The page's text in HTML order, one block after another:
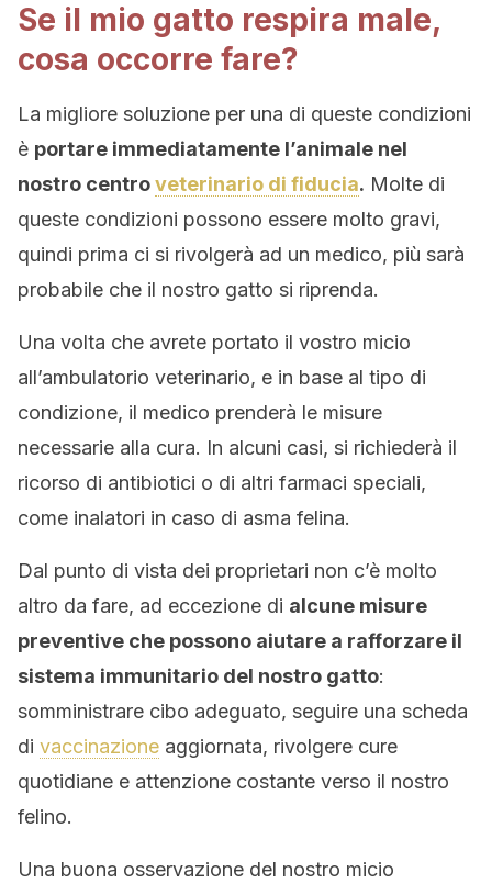
Se il mio gatto respira male,
cosa occorre fare?
La migliore soluzione per una di queste condizioni
è portare immediatamente l’animale nel
nostro centroveterinario di fiducia. Molte di
queste condizioni possono essere molto gravi,
quindi prima ci si rivolgerà ad un medico, più sarà
probabile che il nostro gatto si riprenda.
Una volta che avrete portato il vostro micio
all’ambulatorio veterinario, e in base al tipo di
condizione, il medico prenderà le misure
necessarie alla cura. In alcuni casi, si richiederà il
ricorso di antibiotici o di altri farmaci speciali,
come inalatori in caso di asma felina.
Dal punto di vista dei proprietari non c’è molto
altro da fare, ad eccezione di alcune misure
preventive che possono aiutare a rafforzare il
sistema immunitario del nostro gatto:
somministrare cibo adeguato, seguire una scheda
di vaccinazione aggiornata, rivolgere cure
quotidiane e attenzione costante verso il nostro
felino.
Una buona osservazione del nostro micio